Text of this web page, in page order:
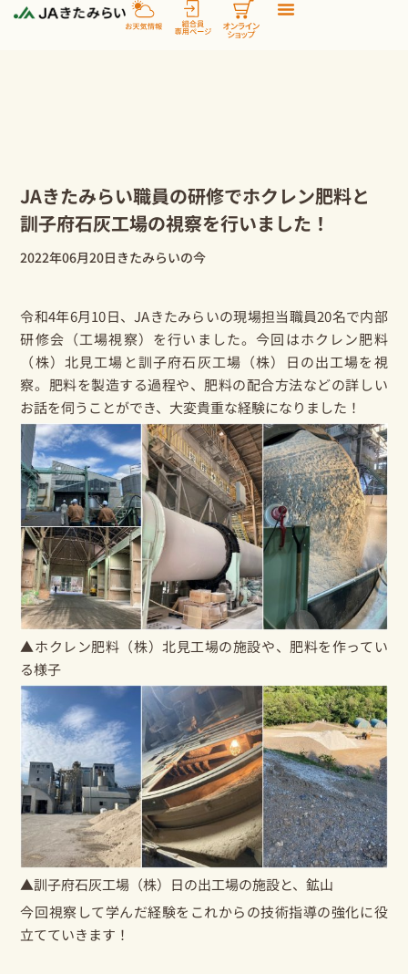
JAきたみらい職員の研修でホクレン肥料と
訓子府石灰工場の視察を行いました！
2022年06月20日 きたみらいの今
令和4年6月10日、JAきたみらいの現場担当職員20名で内部
研修会（工場視察）を行いました。今回はホクレン肥料
（株）北見工場と訓子府石灰工場（株）日の出工場を視
察。肥料を製造する過程や、肥料の配合方法などの詳しい
お話を伺うことができ、大変貴重な経験になりました！
▲ホクレン肥料（株）北見工場の施設や、肥料を作ってい
る様子
▲訓子府石灰工場（株）日の出工場の施設と、鉱山
今回視察して学んだ経験をこれからの技術指導の強化に役
立てていきます！